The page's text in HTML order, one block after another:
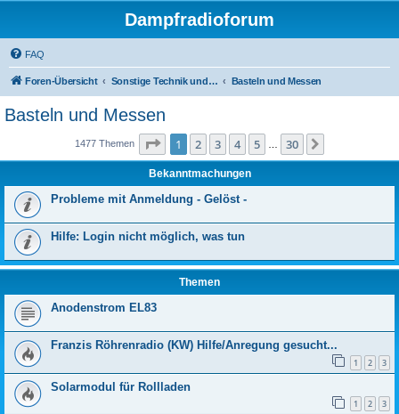
Dampfradioforum
FAQ
Foren-Übersicht Sonstige Technik und Unterhaltungselektronik Basteln und Messen
Basteln und Messen
1477 Themen Seite 1von 30
1 2 3 4 5 30
Bekanntmachungen
Probleme mit Anmeldung - Gelöst -
Hilfe: Login nicht möglich, was tun
Themen
Anodenstrom EL83
Franzis Röhrenradio (KW) Hilfe/Anregung gesucht...
1 2 3
Solarmodul für Rollladen
1 2 3